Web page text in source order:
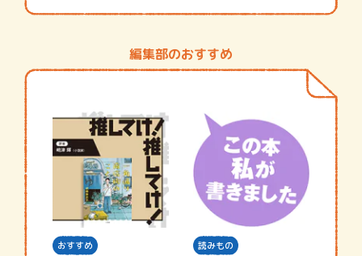
編集部のおすすめ
おすすめ 読みもの